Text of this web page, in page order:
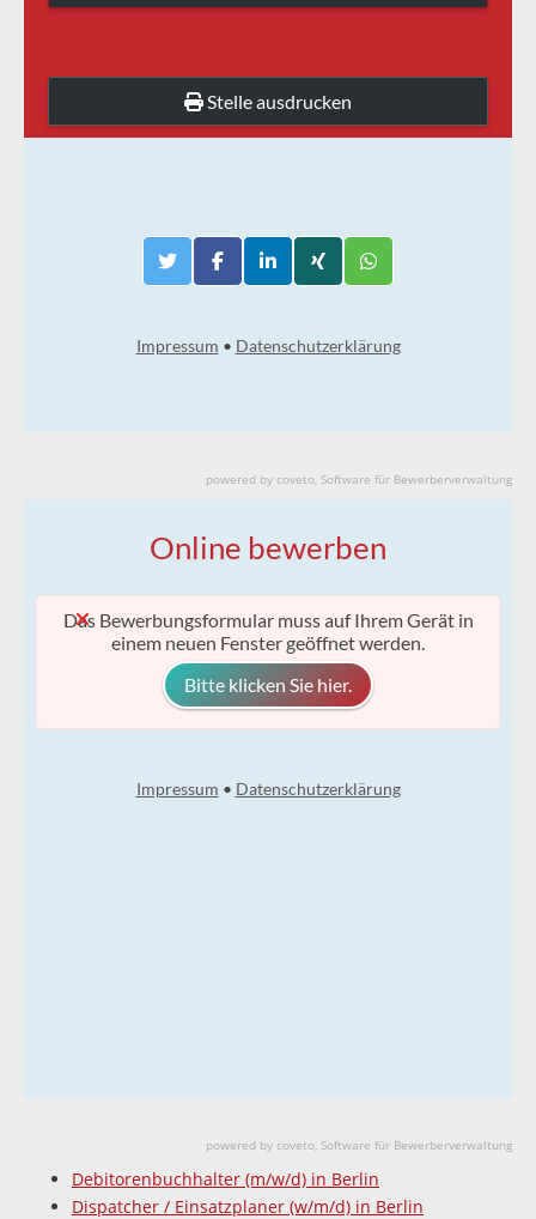
powered by coveto, Software für Bewerberverwaltung
powered by coveto, Software für Bewerberverwaltung
Debitorenbuchhalter (m/w/d) in Berlin
Dispatcher / Einsatzplaner (w/m/d) in Berlin